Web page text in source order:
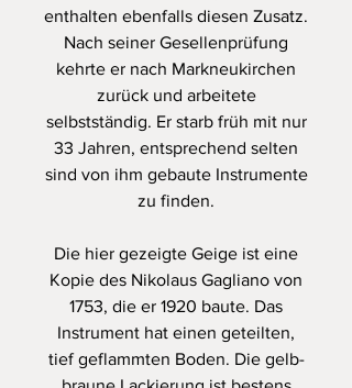
enthalten ebenfalls diesen Zusatz.
Nach seiner Gesellenprüfung
kehrte er nach Markneukirchen
zurück und arbeitete
selbstständig. Er starb früh mit nur
33 Jahren, entsprechend selten
sind von ihm gebaute Instrumente
zu finden.
Die hier gezeigte Geige ist eine
Kopie des Nikolaus Gagliano von
1753, die er 1920 baute. Das
Instrument hat einen geteilten,
tief geflammten Boden. Die gelb-